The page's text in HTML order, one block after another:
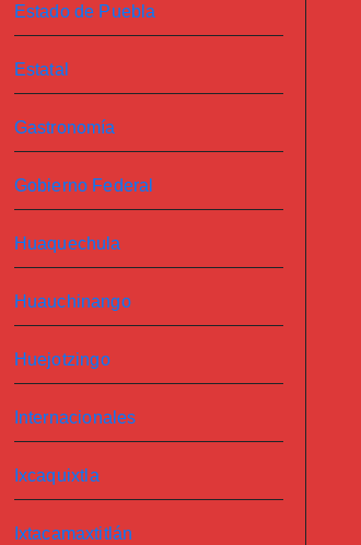
Estado de Puebla
Estatal
Gastronomía
Gobierno Federal
Huaquechula
Huauchinango
Huejotzingo
Internacionales
Ixcaquixtla
Ixtacamaxtitlán